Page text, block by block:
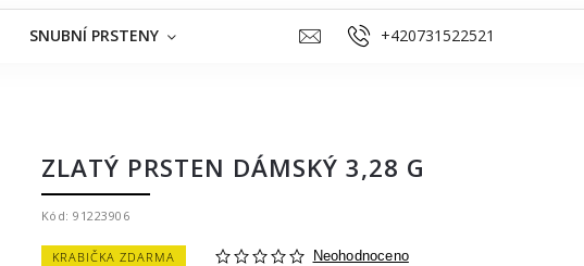
SNUBNÍ PRSTENY ŠPERKY K RYTÍ VÝKUP ZLATNICKÁ
+420731522521
ZLATÝ PRSTEN DÁMSKÝ 3,28 G
Kód: 91223906
KRABIČKA ZDARMA Neohodnoceno